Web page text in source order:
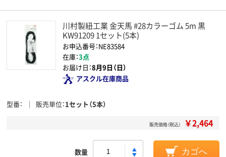
川村製紐工業 金天馬 #28カラーゴム 5m 黒
KW91209 1セット(5本)
お申込番号：NE83584
在庫：3点
お届け日：8月9日（日）
アスクル在庫商品
型番 販売単位 1セット（5本）
販売価格（税込） ￥2,464
数量 カゴへ